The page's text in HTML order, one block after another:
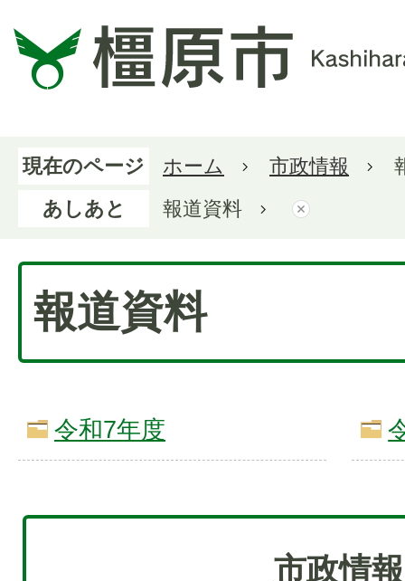
現在のページ ホーム 市政情報
あしあと
報道資料
報道資料
令和7年度
市政情報